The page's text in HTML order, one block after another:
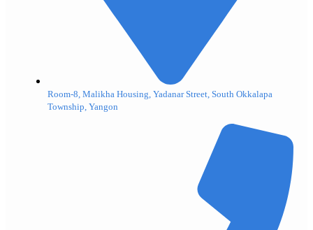
Room-8, Malikha Housing, Yadanar Street, South Okkalapa
Township, Yangon